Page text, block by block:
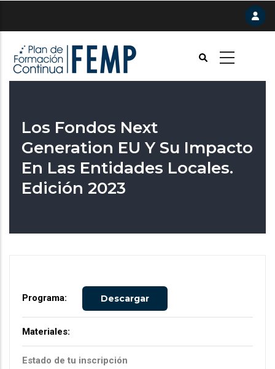
principal
Los Fondos Next
Generation EU Y Su Impacto
En Las Entidades Locales.
Edición 2023
Programa: Descargar
Materiales:
Estado de tu inscripción